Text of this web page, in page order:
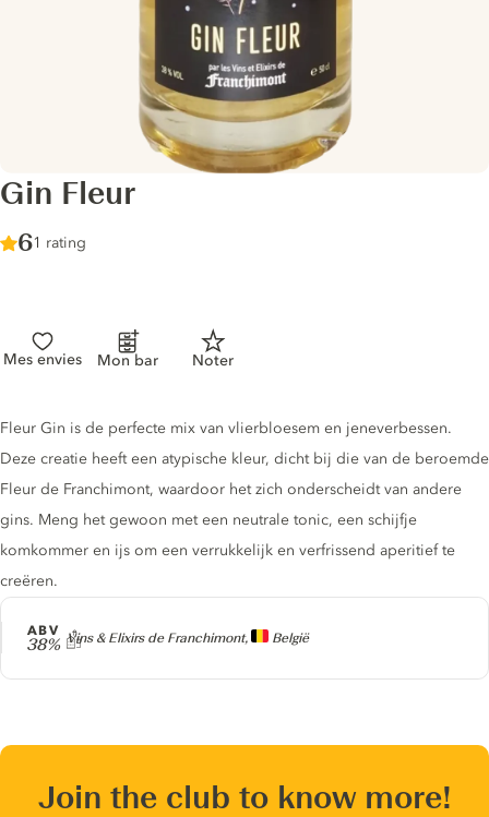
Gin Fleur
Score :
6/ 10
1 rating
Mes envies Mon bar Noter
Producer
Vins & Elixirs de Franchimont, België
ABV
38%
Gin description
Fleur Gin is de perfecte mix van vlierbloesem en jeneverbessen.
Deze creatie heeft een atypische kleur, dicht bij die van de beroemde
Fleur de Franchimont, waardoor het zich onderscheidt van andere
gins. Meng het gewoon met een neutrale tonic, een schijfje
komkommer en ijs om een verrukkelijk en verfrissend aperitief te
creëren.
Join the club to know more!